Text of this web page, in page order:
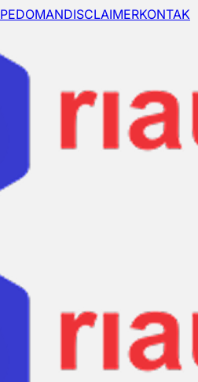
PEDOMANDISCLAIMERKONTAK